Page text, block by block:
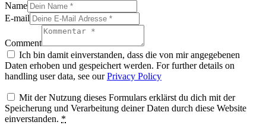
Name
E-mail
Comment
Ich bin damit einverstanden, dass die von mir angegebenen
Daten erhoben und gespeichert werden. For further details on
handling user data, see ourPrivacy Policy
Mit der Nutzung dieses Formulars erklärst du dich mit der
Speicherung und Verarbeitung deiner Daten durch diese Website
einverstanden. *